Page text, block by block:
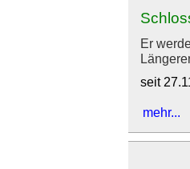
Er
seit
mehr...